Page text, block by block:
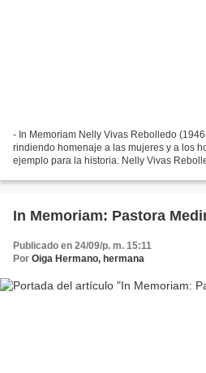
- In Memoriam Nelly Vivas Rebolledo
rindiendo homenaje a las mujeres y a los
ejemplo para la historia. Nelly Vivas
In Memoriam: Pastora
Publicado en 24/09/p. m. 15:11
Por Oiga Hermano, hermana